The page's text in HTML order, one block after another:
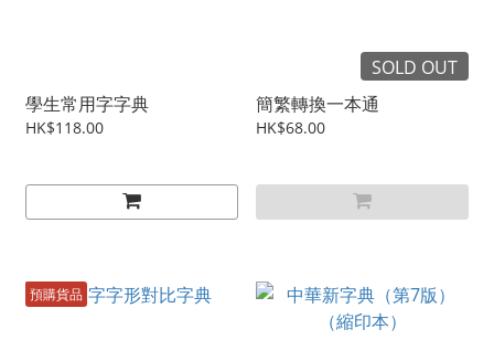
學生常用字字典
HK$118.00
SOLD OUT
簡繁轉換一本通
HK$68.00
預購貨品